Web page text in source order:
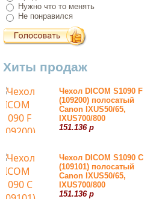
Нужно что то менять
Не понравился
Хиты продаж
Чехол DICOM S1090 F
(109200) полосатый
Canon IXUS50/65,
IXUS700/800
151.136 р
Чехол DICOM S1090 С
(109101) полосатый
Canon IXUS50/65,
IXUS700/800
151.136 р